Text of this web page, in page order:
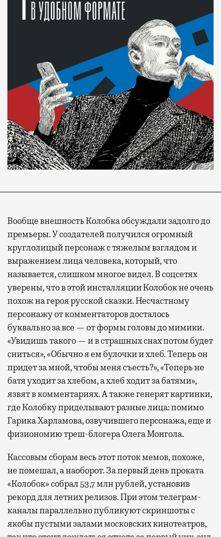
Вообще внешность Колобка обсуждали задолго до
премьеры. У создателей получился огромный
круглолицый персонаж с тяжелым взглядом и
выражением лица человека, который, что
называется, слишком многое видел. В соцсетях
уверены, что в этой инсталляции Колобок не очень
похож на героя русской сказки. Несчастному
персонажу от комментаторов досталось
буквально за все — от формы головы до мимики.
«Увидишь такого — и в страшных снах потом будет
сниться», «Обычно я ем булочки и хлеб. Теперь он
придет за мной, чтобы меня съесть?», «Теперь не
батя уходит за хлебом, а хлеб ходит за батями»,
язвят в комментариях. А также генерят картинки,
где Колобку приделывают разные лица: помимо
Гарика Харламова, озвучившего персонажа, еще и
физиономию треш-блогера Олега Монгола.
Кассовым сборам весь этот поток мемов, похоже,
не помешал, а наоборот. За первый день проката
«Колобок» собрал 53,7 млн рублей, установив
рекорд для летних релизов. При этом телеграм-
каналы параллельно публикуют скриншоты с
якобы пустыми залами московских кинотеатров,